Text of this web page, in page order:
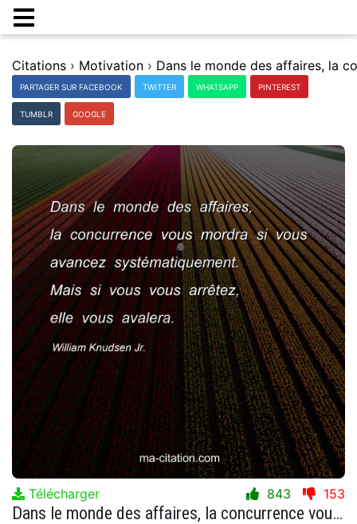
Citations › Motivation ›
PARTAGER SUR FACEBOOK TWITTER WHATSAPP PINTEREST
TUMBLR GOOGLE
Télécharger 843 153
Dans le monde des affaires, la concurrence vous mordra si vous avancez systÃ©matiquement. Mais si vous vous arrÃªtez, elle vous avalera.